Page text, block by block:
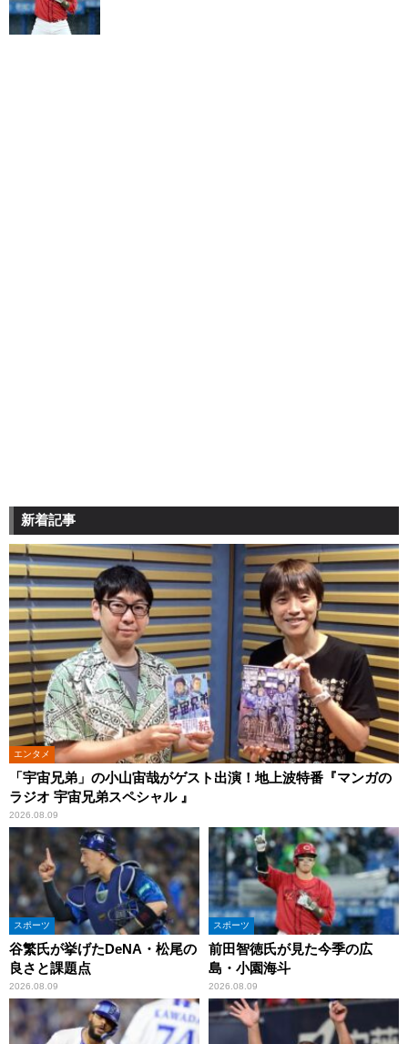
新着記事
エンタメ
「宇宙兄弟」の小山宙哉がゲスト出演！地上波特番『マンガの
ラジオ 宇宙兄弟スペシャル 』
2026.08.09
スポーツ
谷繁氏が挙げたDeNA・松尾の
良さと課題点
2026.08.09
スポーツ
前田智徳氏が見た今季の広
島・小園海斗
2026.08.09